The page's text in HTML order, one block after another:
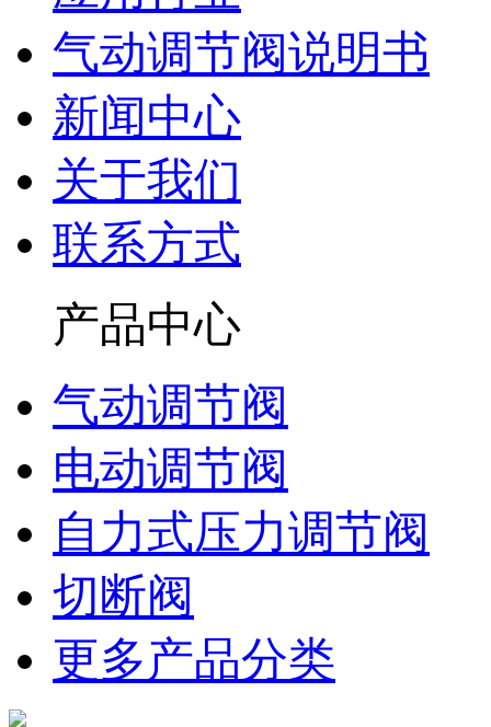
气动调节阀说明书
新闻中心
关于我们
联系方式
产品中心
气动调节阀
电动调节阀
自力式压力调节阀
切断阀
更多产品分类